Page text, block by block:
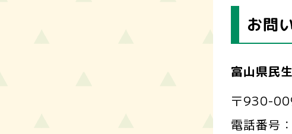
お問
富山県民
〒930-
電話番号：